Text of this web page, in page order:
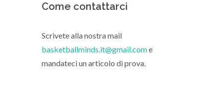
Come contattarci
Scrivete alla nostra mail
basketballminds.it@gmail.come
mandateci un articolo di prova.